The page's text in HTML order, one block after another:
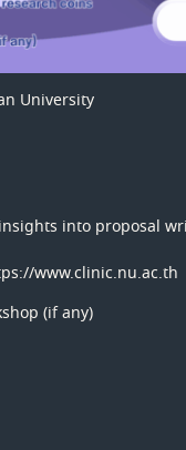
University
into proposal
www.clinic.nu.ac.th
(if any)